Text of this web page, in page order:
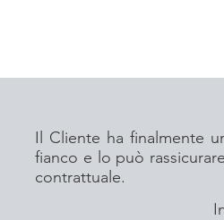
Il Cliente ha finalmente
fianco e lo può
contrattuale.